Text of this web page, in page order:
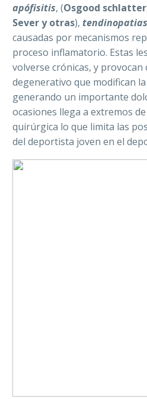
apófisitis, (Osgood
Sever y otras), tendinopatias
causadas por mecanismos
proceso inflamatorio. Estas
volverse crónicas, y provocan
degenerativo que modifican
generando un importante
ocasiones llega a extremos
quirúrgica lo que limita las
del deportista joven en el